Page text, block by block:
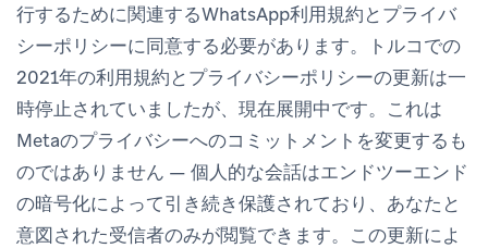
行するために関連するWhatsApp利用規約とプライバ
シーポリシーに同意する必要があります。トルコでの
2021年の利用規約とプライバシーポリシーの更新は一
時停止されていましたが、現在展開中です。これは
Metaのプライバシーへのコミットメントを変更するも
のではありません — 個人的な会話はエンドツーエンド
の暗号化によって引き続き保護されており、あなたと
意図された受信者のみが閲覧できます。この更新によ